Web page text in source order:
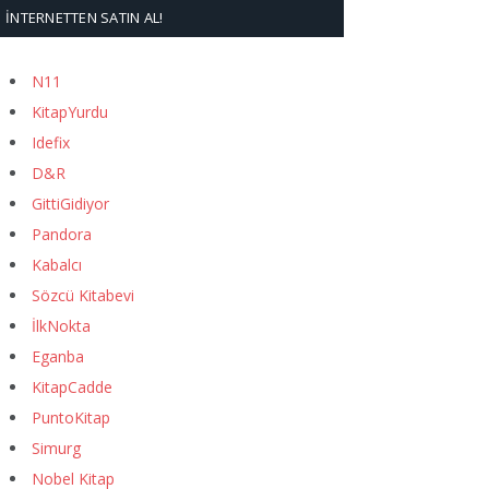
İNTERNETTEN SATIN AL!
N11
KitapYurdu
Idefix
D&R
GittiGidiyor
Pandora
Kabalcı
Sözcü Kitabevi
İlkNokta
Eganba
KitapCadde
PuntoKitap
Simurg
Nobel Kitap